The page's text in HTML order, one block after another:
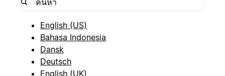
English (US)
Bahasa Indonesia
Dansk
Deutsch
English (UK)